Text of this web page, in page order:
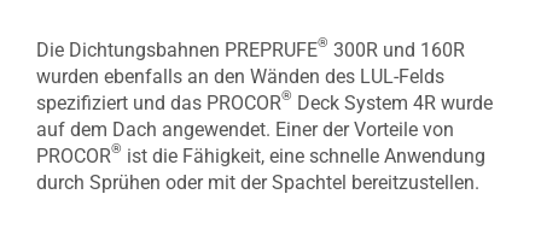
Die Dichtungsbahnen PREPRUFE® 300R und 160R
wurden ebenfalls an den Wänden des LUL-Felds
spezifiziert und das PROCOR® Deck System 4R wurde
auf dem Dach angewendet. Einer der Vorteile von
PROCOR® ist die Fähigkeit, eine schnelle Anwendung
durch Sprühen oder mit der Spachtel bereitzustellen.